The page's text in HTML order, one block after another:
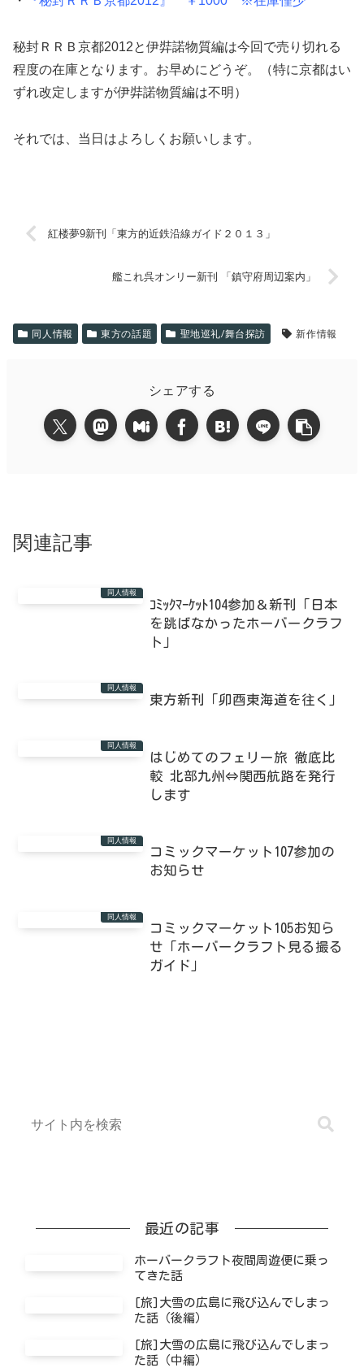
秘封ＲＲＢ京都2012と伊弉諾物質編は今回で売り切れる
程度の在庫となります。お早めにどうぞ。（特に京都はい
ずれ改定しますが伊弉諾物質編は不明）
それでは、当日はよろしくお願いします。
紅楼夢9新刊「東方的近鉄沿線ガイド２０１３」
艦これ呉オンリー新刊 「鎮守府周辺案内」
同人情報 東方の話題 聖地巡礼/舞台探訪 新作情報
シェアする
関連記事
同人情報
ｺﾐｯｸﾏｰｹｯﾄ104参加＆新刊「日本
を跳ばなかったホーバークラフ
ト」
同人情報
東方新刊「卯酉東海道を往く」
同人情報
はじめてのフェリー旅 徹底比
較 北部九州⇔関西航路を発行
します
同人情報
コミックマーケット107参加の
お知らせ
同人情報
コミックマーケット105お知ら
せ「ホーバークラフト見る撮る
ガイド」
最近の記事
ホーバークラフト夜間周遊便に乗っ
てきた話
[旅]大雪の広島に飛び込んでしまっ
た話（後編）
[旅]大雪の広島に飛び込んでしまっ
た話（中編）